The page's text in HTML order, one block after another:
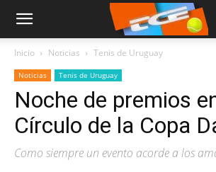
Inicio Noticias Tenis de Uruguay
Noticias Tenis de Uruguay
Noche de premios
Círculo de la Copa
Como siempre un evento acorde a los